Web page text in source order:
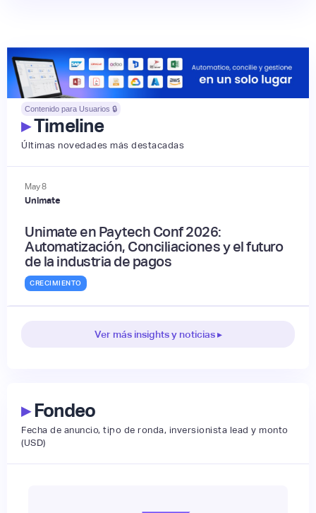
Contenido para Usuarios 🔒
▸Timeline
Últimas novedades más destacadas
May8
Unimate
Unimate en Paytech Conf 2026:
Automatización, Conciliaciones y el futuro
de la industria de pagos
CRECIMIENTO
Ver más insights y noticias ▸
▸Fondeo
Fecha de anuncio, tipo de ronda, inversionista lead y monto
(USD)